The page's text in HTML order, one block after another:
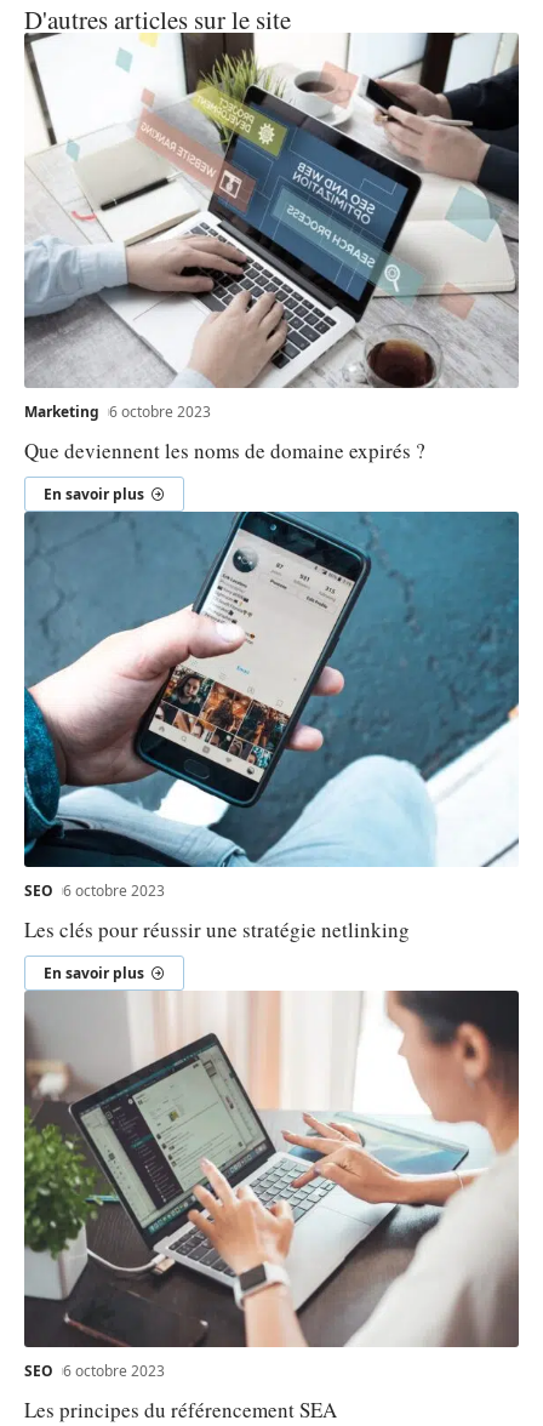
D'autres articles sur le site
Marketing 6 octobre 2023
Que deviennent les noms de domaine expirés ?
En savoir plus
SEO 6 octobre 2023
Les clés pour réussir une stratégie netlinking
En savoir plus
SEO 6 octobre 2023
Les principes du référencement SEA